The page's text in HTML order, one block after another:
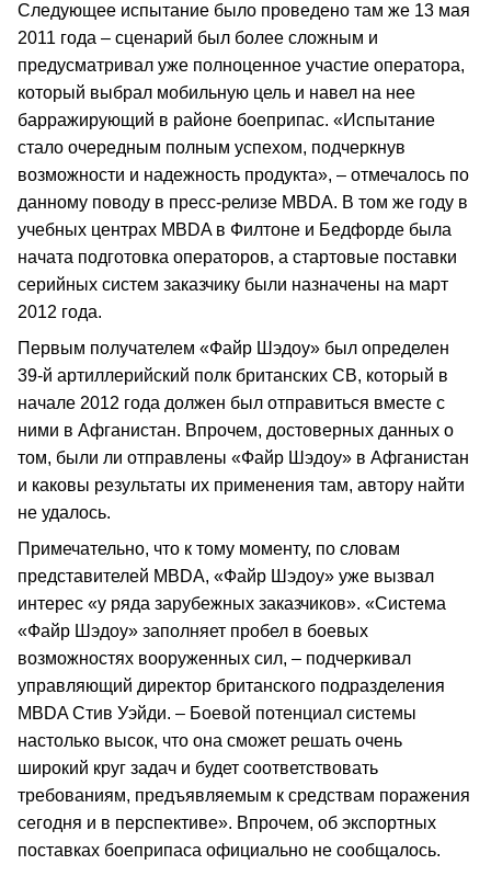
Следующее испытание было проведено там же 13 мая
2011 года – сценарий был более сложным и
предусматривал уже полноценное участие оператора,
который выбрал мобильную цель и навел на нее
барражирующий в районе боеприпас. «Испытание
стало очередным полным успехом, подчеркнув
возможности и надежность продукта», – отмечалось по
данному поводу в пресс-релизе MBDA. В том же году в
учебных центрах MBDA в Филтоне и Бедфорде была
начата подготовка операторов, а стартовые поставки
серийных систем заказчику были назначены на март
2012 года.
Первым получателем «Файр Шэдоу» был определен
39-й артиллерийский полк британских СВ, который в
начале 2012 года должен был отправиться вместе с
ними в Афганистан. Впрочем, достоверных данных о
том, были ли отправлены «Файр Шэдоу» в Афганистан
и каковы результаты их применения там, автору найти
не удалось.
Примечательно, что к тому моменту, по словам
представителей MBDA, «Файр Шэдоу» уже вызвал
интерес «у ряда зарубежных заказчиков». «Система
«Файр Шэдоу» заполняет пробел в боевых
возможностях вооруженных сил, – подчеркивал
управляющий директор британского подразделения
MBDA Стив Уэйди. – Боевой потенциал системы
настолько высок, что она сможет решать очень
широкий круг задач и будет соответствовать
требованиям, предъявляемым к средствам поражения
сегодня и в перспективе». Впрочем, об экспортных
поставках боеприпаса официально не сообщалось.